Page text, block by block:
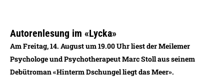
Autorenlesung im «Lycka»
Am Freitag, 14. August um 19.00 Uhr liest der Meilemer
Psychologe und Psychotherapeut Marc Stoll aus seinem
Debütroman «Hinterm Dschungel liegt das Meer».